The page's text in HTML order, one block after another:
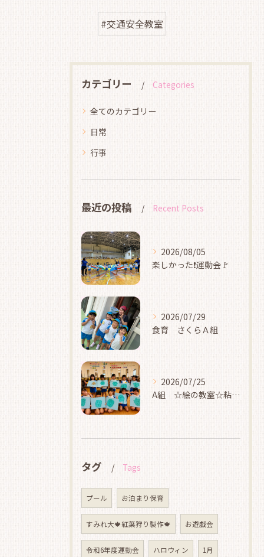
#交通安全教室
カテゴリー Categories
全てのカテゴリー
日常
行事
最近の投稿 Recent Posts
2026/08/05
楽しかった❗運動会🚩
2026/07/29
食育 さくらＡ組
2026/07/25
A組 ☆絵の教室☆粘土☆
タグ Tags
プール お泊まり保育
すみれ大🍁紅葉狩り製作🍁 お遊戯会
令和6年度運動会 ハロウィン 1月